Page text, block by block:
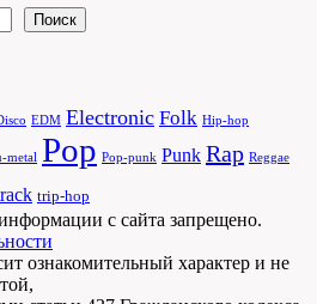
Поиск
EDM Electronic Folk Hip-hop
metal Pop Pop-punk Punk Rap Reggae
trip-hop
с сайта запрещено.
ознакомительный характер и не